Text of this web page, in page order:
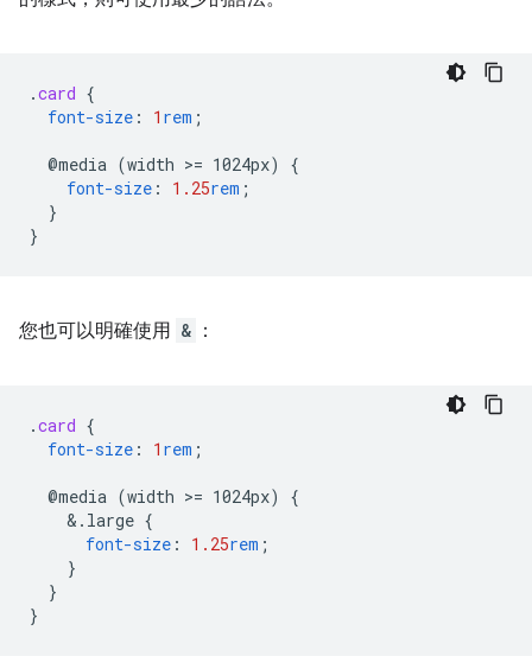
.card {
font-size : 1 rem ;
@media (width >= 1024px)
{
font-size : 1.25rem ;
}
}
您也可以明確使用 & ：
.card {
font-size : 1 rem ;
@media (width >= 1024px)
{
& .large {
font-size : 1.25rem ;
}
}
}